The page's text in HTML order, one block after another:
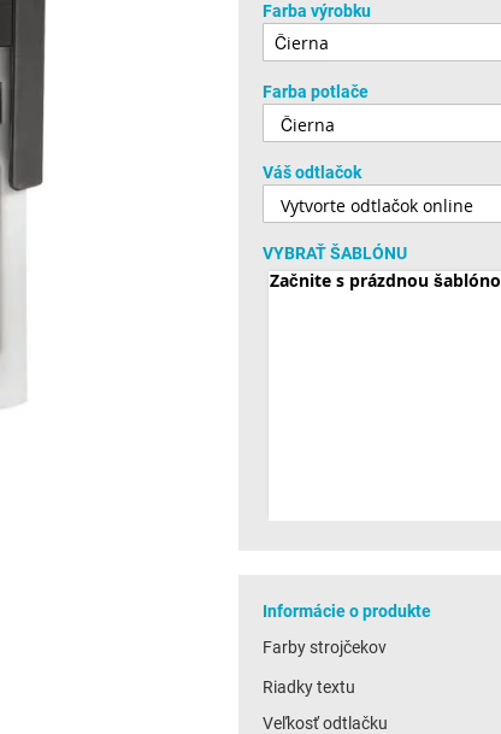
Farba výrobku
Farba potlače
Váš odtlačok
VYBRAŤ ŠABLÓNU
Začnite s prázdnou
Informácie o produkte
Farby strojčekov
Riadky textu
Veľkosť odtlačku